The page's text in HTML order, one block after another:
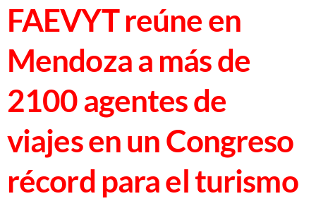
FAEVYT reúne en
Mendoza a más de
2100 agentes de
viajes en un Congreso
récord para el turismo